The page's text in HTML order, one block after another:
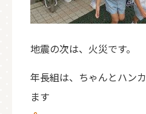
地震の次は、火災です。
年長組は、ちゃんとハン
ます